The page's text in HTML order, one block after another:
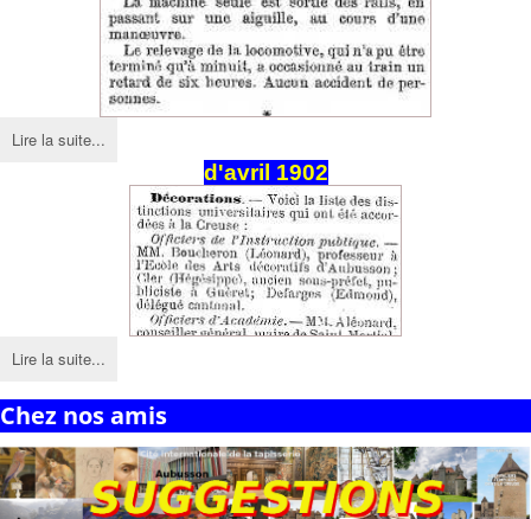
Lire la suite...
d'avril 1902
Lire la suite...
Chez nos amis